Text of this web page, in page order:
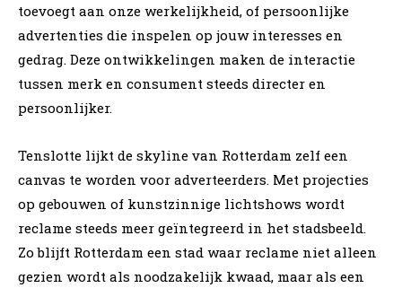
toevoegt aan onze werkelijkheid, of persoonlijke
advertenties die inspelen op jouw interesses en
gedrag. Deze ontwikkelingen maken de interactie
tussen merk en consument steeds directer en
persoonlijker.
Tenslotte lijkt de skyline van Rotterdam zelf een
canvas te worden voor adverteerders. Met projecties
op gebouwen of kunstzinnige lichtshows wordt
reclame steeds meer geïntegreerd in het stadsbeeld.
Zo blijft Rotterdam een stad waar reclame niet alleen
gezien wordt als noodzakelijk kwaad, maar als een